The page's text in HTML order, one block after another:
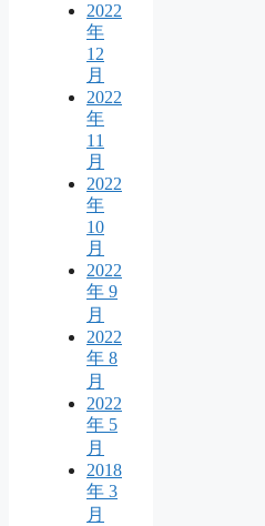
2022
年
12
月
2022
年
11
月
2022
年
10
月
2022
年 9
月
2022
年 8
月
2022
年 5
月
2018
年 3
月